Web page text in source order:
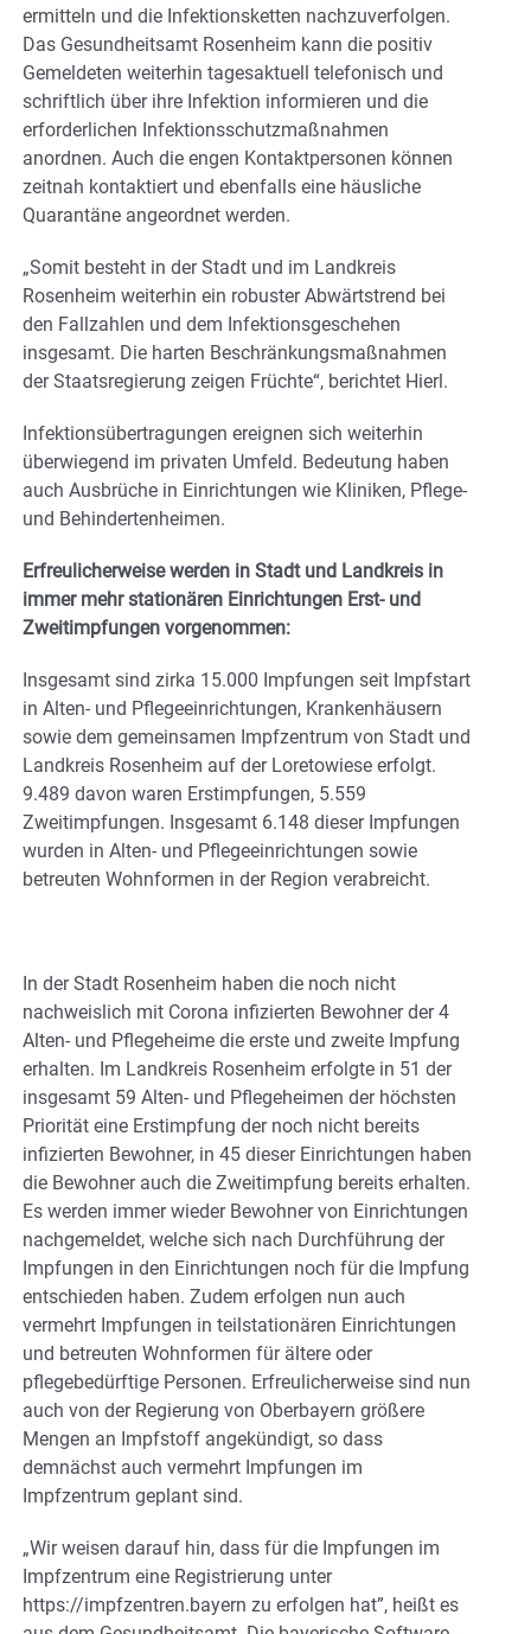
ermitteln und die Infektionsketten nachzuverfolgen.
Das Gesundheitsamt Rosenheim kann die positiv
Gemeldeten weiterhin tagesaktuell telefonisch und
schriftlich über ihre Infektion informieren und die
erforderlichen Infektionsschutzmaßnahmen
anordnen. Auch die engen Kontaktpersonen können
zeitnah kontaktiert und ebenfalls eine häusliche
Quarantäne angeordnet werden.
„Somit besteht in der Stadt und im Landkreis
Rosenheim weiterhin ein robuster Abwärtstrend bei
den Fallzahlen und dem Infektionsgeschehen
insgesamt. Die harten Beschränkungsmaßnahmen
der Staatsregierung zeigen Früchte“, berichtet Hierl.
Infektionsübertragungen ereignen sich weiterhin
überwiegend im privaten Umfeld. Bedeutung haben
auch Ausbrüche in Einrichtungen wie Kliniken, Pflege-
und Behindertenheimen.
Erfreulicherweise werden in Stadt und Landkreis in
immer mehr stationären Einrichtungen Erst- und
Zweitimpfungen vorgenommen:
Insgesamt sind zirka 15.000 Impfungen seit Impfstart
in Alten- und Pflegeeinrichtungen, Krankenhäusern
sowie dem gemeinsamen Impfzentrum von Stadt und
Landkreis Rosenheim auf der Loretowiese erfolgt.
9.489 davon waren Erstimpfungen, 5.559
Zweitimpfungen. Insgesamt 6.148 dieser Impfungen
wurden in Alten- und Pflegeeinrichtungen sowie
betreuten Wohnformen in der Region verabreicht.
In der Stadt Rosenheim haben die noch nicht
nachweislich mit Corona infizierten Bewohner der 4
Alten- und Pflegeheime die erste und zweite Impfung
erhalten. Im Landkreis Rosenheim erfolgte in 51 der
insgesamt 59 Alten- und Pflegeheimen der höchsten
Priorität eine Erstimpfung der noch nicht bereits
infizierten Bewohner, in 45 dieser Einrichtungen haben
die Bewohner auch die Zweitimpfung bereits erhalten.
Es werden immer wieder Bewohner von Einrichtungen
nachgemeldet, welche sich nach Durchführung der
Impfungen in den Einrichtungen noch für die Impfung
entschieden haben. Zudem erfolgen nun auch
vermehrt Impfungen in teilstationären Einrichtungen
und betreuten Wohnformen für ältere oder
pflegebedürftige Personen. Erfreulicherweise sind nun
auch von der Regierung von Oberbayern größere
Mengen an Impfstoff angekündigt, so dass
demnächst auch vermehrt Impfungen im
Impfzentrum geplant sind.
„Wir weisen darauf hin, dass für die Impfungen im
Impfzentrum eine Registrierung unter
https://impfzentren.bayern zu erfolgen hat”, heißt es